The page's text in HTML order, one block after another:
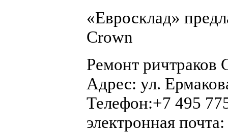
«Евросклад»
Crown
Ремонт ричтраков
Адрес: ул.
Телефон:+7 495
электронная почта: